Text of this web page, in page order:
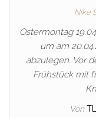
Nike
Ostermontag
um am
abzulegen. Vor
Frühstück mit
Von